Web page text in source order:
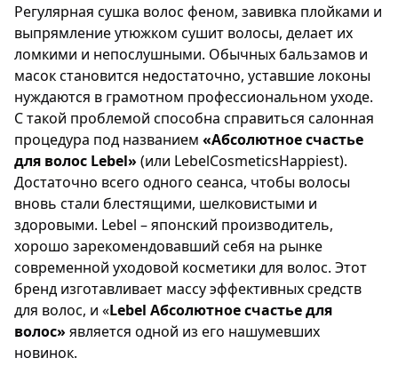
Регулярная сушка волос феном, завивка плойками и
выпрямление утюжком сушит волосы, делает их
ломкими и непослушными. Обычных бальзамов и
масок становится недостаточно, уставшие локоны
нуждаются в грамотном профессиональном уходе.
С такой проблемой способна справиться салонная
процедура под названием «Абсолютное счастье
для волос Lebel»(или LebelCosmeticsHappiest).
Достаточно всего одного сеанса, чтобы волосы
вновь стали блестящими, шелковистыми и
здоровыми. Lebel – японский производитель,
хорошо зарекомендовавший себя на рынке
современной уходовой косметики для волос. Этот
бренд изготавливает массу эффективных средств
для волос, и «Lebel Абсолютное счастье для
волос»является одной из его нашумевших
новинок.